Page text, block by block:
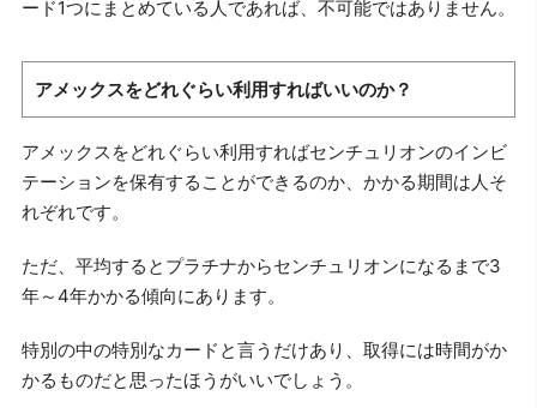
ード1つにまとめている人であれば、不可能ではありません。
アメックスをどれぐらい利用すればいいのか？
アメックスをどれぐらい利用すればセンチュリオンのインビ
テーションを保有することができるのか、かかる期間は人そ
れぞれです。
ただ、平均するとプラチナからセンチュリオンになるまで3
年～4年かかる傾向にあります。
特別の中の特別なカードと言うだけあり、取得には時間がか
かるものだと思ったほうがいいでしょう。